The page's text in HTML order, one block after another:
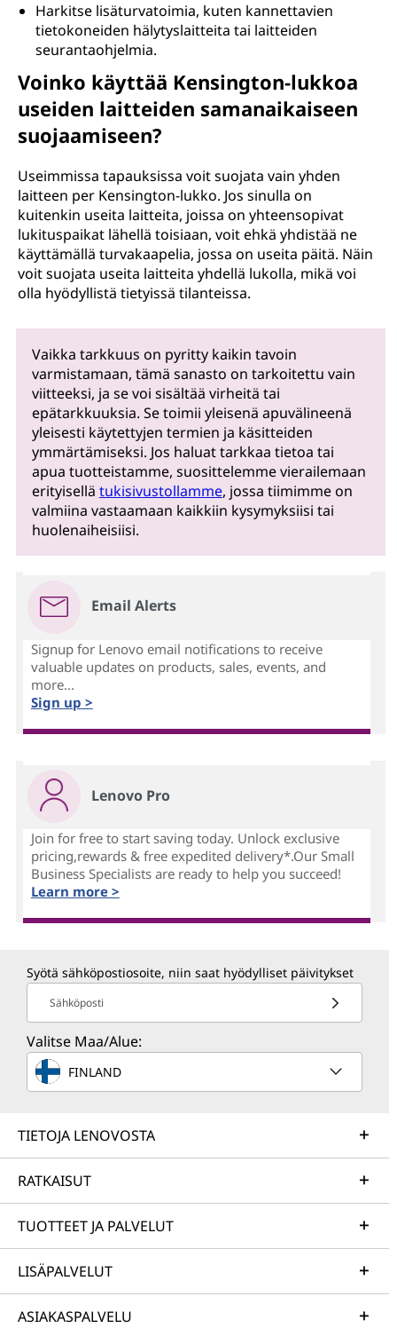
Harkitse lisäturvatoimia, kuten kannettavien
tietokoneiden hälytyslaitteita tai laitteiden
seurantaohjelmia.
Voinko käyttää Kensington-lukkoa
useiden laitteiden samanaikaiseen
suojaamiseen?
Useimmissa tapauksissa voit suojata vain yhden
laitteen per Kensington-lukko. Jos sinulla on
kuitenkin useita laitteita, joissa on yhteensopivat
lukituspaikat lähellä toisiaan, voit ehkä yhdistää ne
käyttämällä turvakaapelia, jossa on useita päitä. Näin
voit suojata useita laitteita yhdellä lukolla, mikä voi
olla hyödyllistä tietyissä tilanteissa.
Vaikka tarkkuus on pyritty kaikin tavoin
varmistamaan, tämä sanasto on tarkoitettu vain
viitteeksi, ja se voi sisältää virheitä tai
epätarkkuuksia. Se toimii yleisenä apuvälineenä
yleisesti käytettyjen termien ja käsitteiden
ymmärtämiseksi. Jos haluat tarkkaa tietoa tai
apua tuotteistamme, suosittelemme vierailemaan
erityisellä tukisivustollamme, jossa tiimimme on
valmiina vastaamaan kaikkiin kysymyksiisi tai
huolenaiheisiisi.
Email Alerts
Signup for Lenovo email notifications to receive
valuable updates on products, sales, events, and
more...
Sign up >
Lenovo Pro
Join for free to start saving today. Unlock exclusive
pricing,rewards & free expedited delivery*.Our Small
Business Specialists are ready to help you succeed!
Learn more >
Syötä sähköpostiosoite, niin saat hyödylliset päivitykset
Sähköposti
Valitse Maa/Alue:
FINLAND
TIETOJA LENOVOSTA
RATKAISUT
TUOTTEET JA PALVELUT
LISÄPALVELUT
ASIAKASPALVELU